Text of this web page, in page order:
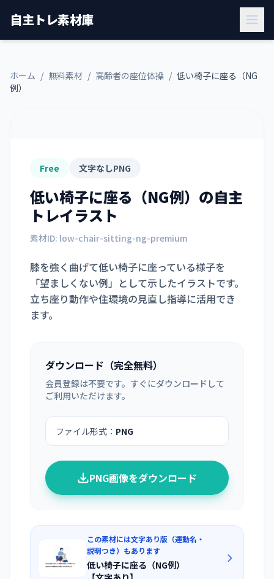
自主トレ素材庫
ホーム / 無料素材 / 高齢者の座位体操 / 低い椅子に座る（NG
例）
Free 文字なしPNG
低い椅子に座る（NG例） の自主
トレイラスト
素材ID: low-chair-sitting-ng-premium
膝を強く曲げて低い椅子に座っている様子を
「望ましくない例」として示したイラストです。
立ち座り動作や住環境の見直し指導に活用でき
ます。
ダウンロード（完全無料）
会員登録は不要です。すぐにダウンロードして
ご利用いただけます。
ファイル形式： PNG
PNG画像をダウンロード
この素材には文字あり版（運動名・
説明つき）もあります
低い椅子に座る（NG例）